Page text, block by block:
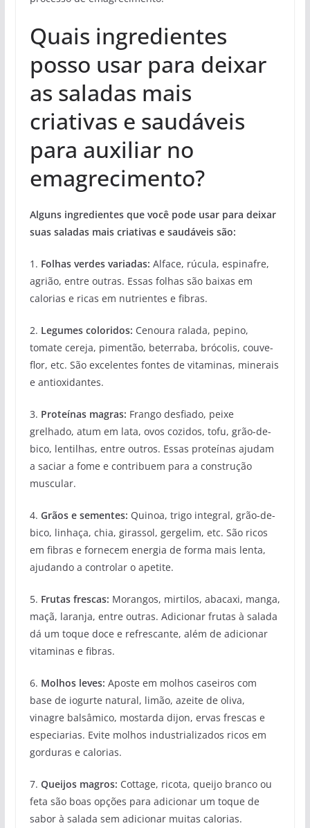
Quais ingredientes
posso usar para deixar
as saladas mais
criativas e saudáveis
para auxiliar no
emagrecimento?
Alguns ingredientes que você pode usar para deixar
suas saladas mais criativas e saudáveis são:
1. Folhas verdes variadas: Alface, rúcula, espinafre,
agrião, entre outras. Essas folhas são baixas em
calorias e ricas em nutrientes e fibras.
2. Legumes coloridos: Cenoura ralada, pepino,
tomate cereja, pimentão, beterraba, brócolis, couve-
flor, etc. São excelentes fontes de vitaminas, minerais
e antioxidantes.
3. Proteínas magras: Frango desfiado, peixe
grelhado, atum em lata, ovos cozidos, tofu, grão-de-
bico, lentilhas, entre outros. Essas proteínas ajudam
a saciar a fome e contribuem para a construção
muscular.
4. Grãos e sementes: Quinoa, trigo integral, grão-de-
bico, linhaça, chia, girassol, gergelim, etc. São ricos
em fibras e fornecem energia de forma mais lenta,
ajudando a controlar o apetite.
5. Frutas frescas: Morangos, mirtilos, abacaxi, manga,
maçã, laranja, entre outras. Adicionar frutas à salada
dá um toque doce e refrescante, além de adicionar
vitaminas e fibras.
6. Molhos leves: Aposte em molhos caseiros com
base de iogurte natural, limão, azeite de oliva,
vinagre balsâmico, mostarda dijon, ervas frescas e
especiarias. Evite molhos industrializados ricos em
gorduras e calorias.
7. Queijos magros: Cottage, ricota, queijo branco ou
feta são boas opções para adicionar um toque de
sabor à salada sem adicionar muitas calorias.